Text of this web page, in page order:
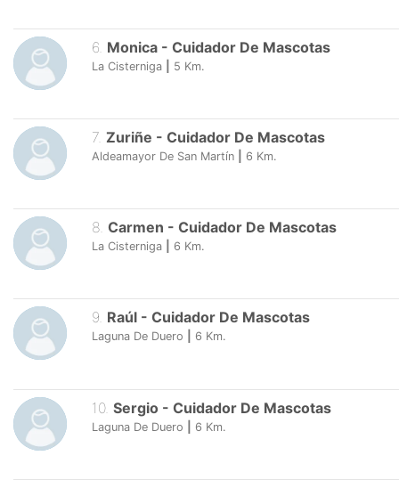
6 Monica - Cuidador De Mascotas
La Cisterniga 5 Km.
7. Zuriñe - Cuidador De Mascotas
Aldeamayor De San Martín 6 Km.
8. Carmen - Cuidador De Mascotas
La Cisterniga 6 Km.
9. Raúl - Cuidador De Mascotas
Laguna De Duero 6 Km.
10. Sergio - Cuidador De Mascotas
Laguna De Duero 6 Km.